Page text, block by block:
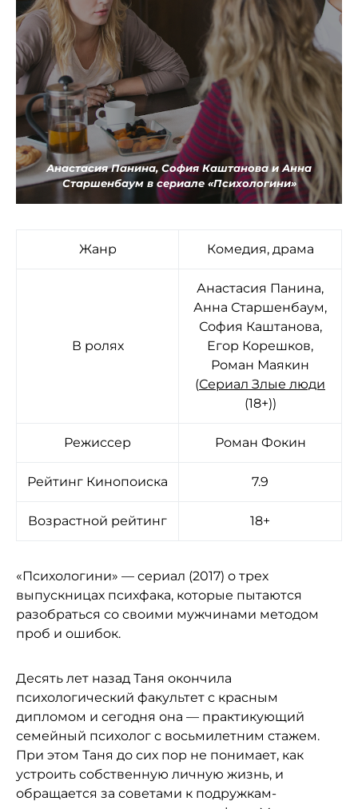
Анастасия Панина, София Каштанова и Анна
Старшенбаум в сериале «Психологини»
Жанр Комедия, драма
В ролях
Анастасия Панина,
Анна Старшенбаум,
София Каштанова,
Егор Корешков,
Роман Маякин
(Сериал Злые люди
(18+))
Режиссер Роман Фокин
Рейтинг Кинопоиска 7.9
Возрастной рейтинг 18+
«Психологини» — сериал (2017) о трех
выпускницах психфака, которые пытаются
разобраться со своими мужчинами методом
проб и ошибок.
Десять лет назад Таня окончила
психологический факультет с красным
дипломом и сегодня она — практикующий
семейный психолог с восьмилетним стажем.
При этом Таня до сих пор не понимает, как
устроить собственную личную жизнь, и
обращается за советами к подружкам-